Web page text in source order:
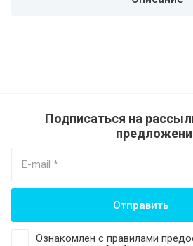
Подписаться на
Ознакомлен с правилами
Отправить